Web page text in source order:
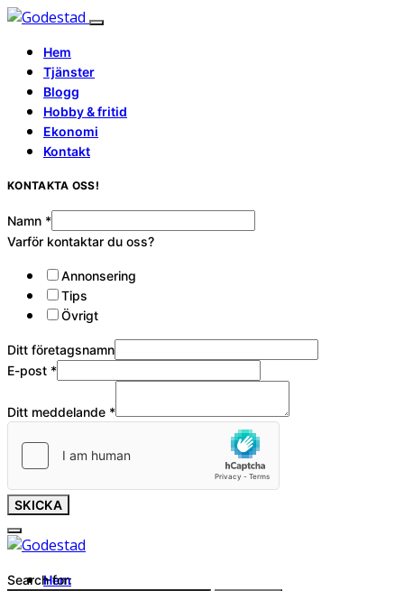
Hem
Tjänster
Blogg
Hobby & fritid
Ekonomi
Kontakt
KONTAKTA OSS!
Namn *
Varför kontaktar du oss?
Annonsering
Tips
Övrigt
Ditt företagsnamn
E-post *
Ditt meddelande *
SKICKA
Hem
Search for: